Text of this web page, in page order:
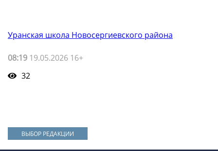
Уранская школа Новосергиевского района
08:19 19.05.2026 16+
32
ВЫБОР РЕДАКЦИИ